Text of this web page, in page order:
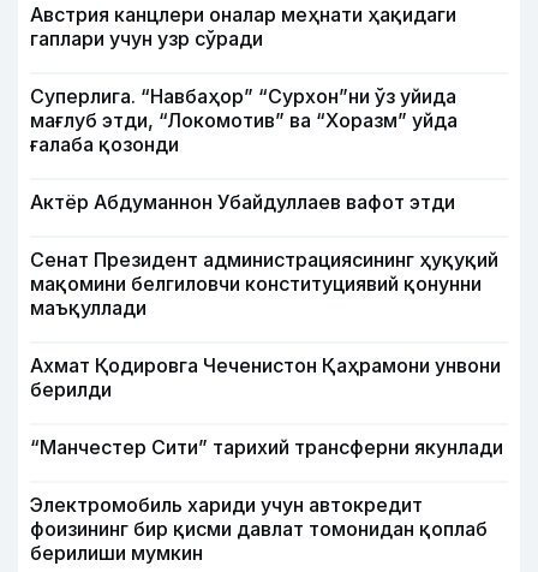
Австрия канцлери оналар меҳнати ҳақидаги
гаплари учун узр сўради
Суперлига. “Навбаҳор” “Сурхон”ни ўз уйида
мағлуб этди, “Локомотив” ва “Хоразм” уйда
ғалаба қозонди
Актёр Абду­маннон Убайдуллаев вафот этди
Сенат Президент администрациясининг ҳуқуқий
мақомини белгиловчи конституциявий қонунни
маъқуллади
Ахмат Қодировга Чеченистон Қаҳрамони унвони
берилди
“Манчестер Сити” тарихий трансферни якунлади
Электромобиль хариди учун автокредит
фоизининг бир қисми давлат томонидан қоплаб
берилиши мумкин